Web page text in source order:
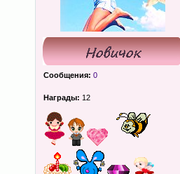
Сообщения: 0
Награды: 12